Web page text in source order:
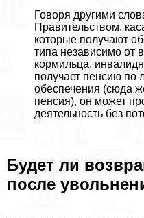
Говоря другими
Правительством,
которые получают
типа независимо от
кормильца,
получает пенсию по
обеспечения (сюда
пенсия), он может
деятельность без
Будет ли
после